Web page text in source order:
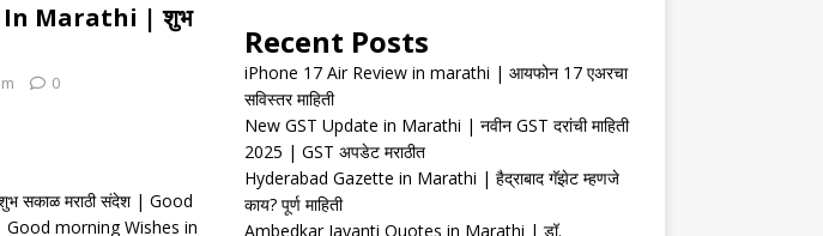
In Marathi | शुभ
0
सकाळ मराठी संदेश | Good
morning Wishes in
Recent Posts
iPhone 17 Air Review in marathi | आयफोन 17 एअरचा
सविस्तर माहिती
New GST Update in Marathi | नवीन GST दरांची माहिती
2025 | GST अपडेट मराठीत
Hyderabad Gazette in Marathi | हैद्राबाद गॅझेट म्हणजे
काय? पूर्ण माहिती
Ambedkar Jayanti Quotes in Marathi | डॉ.